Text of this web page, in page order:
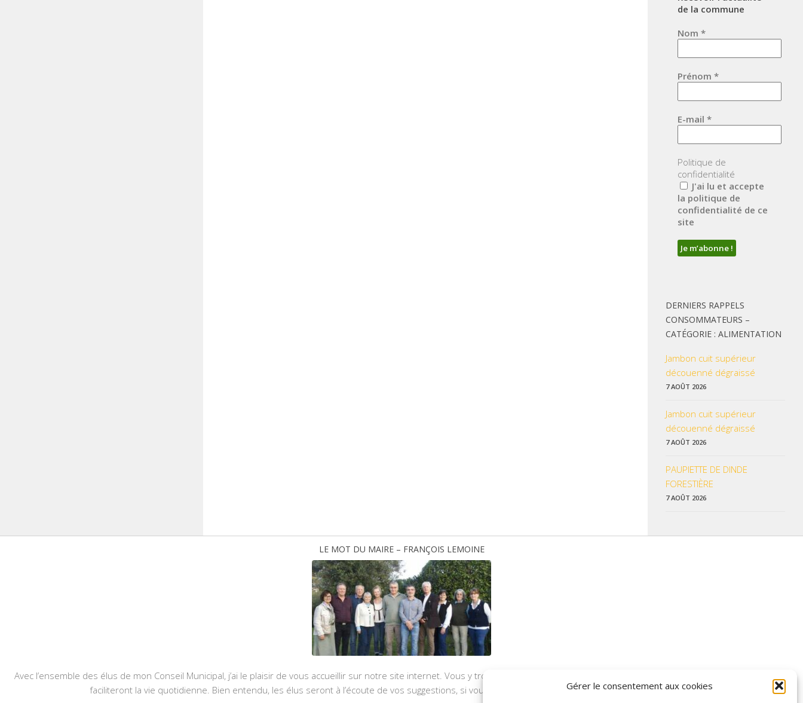
Gérer le consentement aux cookies
de la commune
Nom *
Prénom *
E-mail *
Politique de
confidentialité
J'ai lu et accepte
la politique de
confidentialité de ce
site
DERNIERS RAPPELS
CONSOMMATEURS –
CATÉGORIE : ALIMENTATION
Jambon cuit supérieur
découenné dégraissé
7 AOÛT 2026
Jambon cuit supérieur
découenné dégraissé
7 AOÛT 2026
PAUPIETTE DE DINDE
FORESTIÈRE
7 AOÛT 2026
LE MOT DU MAIRE – FRANÇOIS LEMOINE
Avec l’ensemble des élus de mon Conseil Municipal, j’ai le plaisir de vous accueillir sur notre site internet. Vous y trouverez les données pratiques, les liens utiles et les informations qui vous
faciliteront la vie quotidienne. Bien entendu, les élus seront à l’écoute de vos suggestions, si vous souhaitez enrichir nos rubriques ou nos informations.